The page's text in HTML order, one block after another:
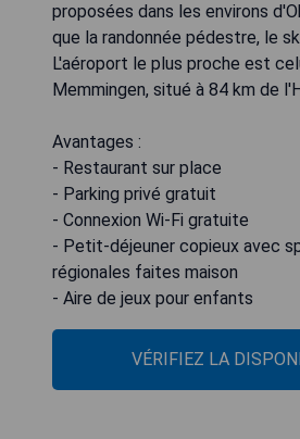
proposées dans les environs
que la randonnée pédestre, le
L'aéroport le plus proche est
Memmingen, situé à 84 km de
Avantages :
- Restaurant sur place
- Parking privé gratuit
- Connexion Wi-Fi gratuite
- Petit-déjeuner copieux avec
régionales faites maison
- Aire de jeux pour enfants
VÉRIFIEZ LA